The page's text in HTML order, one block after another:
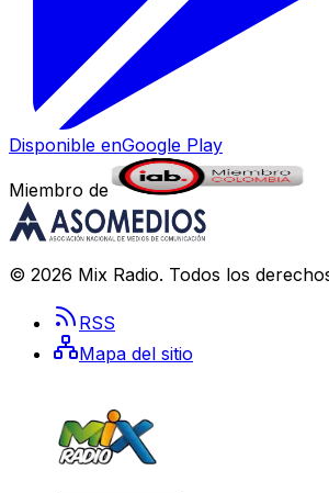
Disponible enGoogle Play
Miembro de
© 2026 Mix Radio. Todos los
RSS
Mapa del sitio